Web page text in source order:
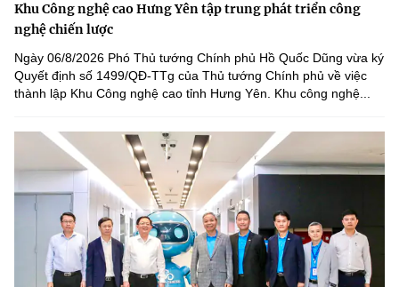
Khu Công nghệ cao Hưng Yên tập trung phát triển công
nghệ chiến lược
Ngày 06/8/2026 Phó Thủ tướng Chính phủ Hồ Quốc Dũng vừa ký
Quyết định số 1499/QĐ-TTg của Thủ tướng Chính phủ về việc
thành lập Khu Công nghệ cao tỉnh Hưng Yên. Khu công nghệ...